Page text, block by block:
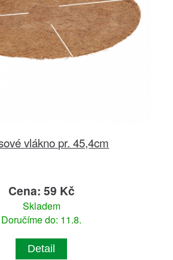
vlákno pr. 45,4cm
Cena: 59 Kč
Skladem
Doručíme do: 11.8.
Detail